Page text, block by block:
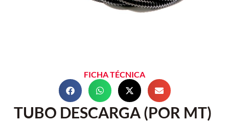
FICHA TÉCNICA
TUBO DESCARGA (POR MT)